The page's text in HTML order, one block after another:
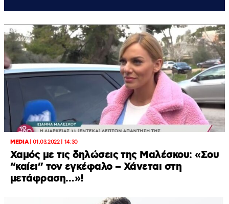
MEDIA|01.03.2022 | 14:30
Χαμός με τις δηλώσεις της Μαλέσκου: «Σου
“καίει” τον εγκέφαλο – Χάνεται στη
μετάφραση…»!